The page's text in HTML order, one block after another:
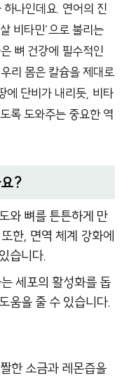
나인데요. 연어의 진
비타민’으로 불리는
뼈 건강에 필수적인
리 몸은 칼슘을 제대로
에 단비가 내리듯, 비타
록 도와주는 중요한 역
?
와 뼈를 튼튼하게 만
한, 면역 체계 강화에
습니다.
세포의 활성화를 돕
움을 줄 수 있습니다.
한 소금과 레몬즙을